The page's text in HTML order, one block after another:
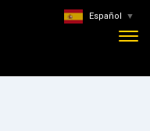
Español ▼